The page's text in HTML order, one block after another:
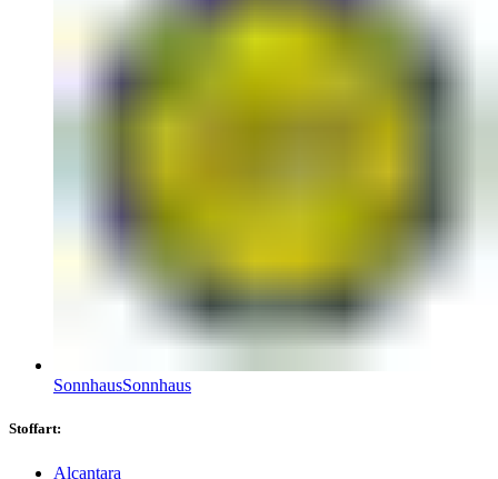
SonnhausSonnhaus
Stoffart:
Alcantara